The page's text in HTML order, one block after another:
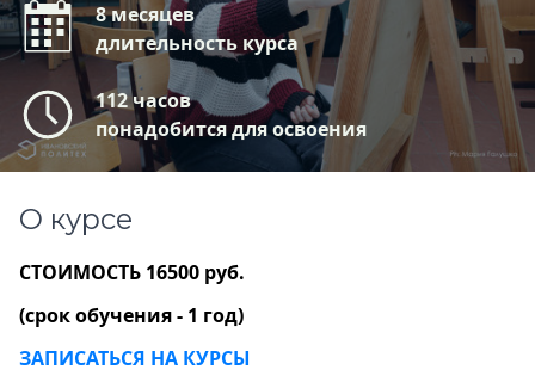
8 месяцев
длительность курса
112 часов
понадобится для освоения
О курсе
СТОИМОСТЬ 16500 руб.
(срок обучения - 1 год)
ЗАПИСАТЬСЯ НА КУРСЫ